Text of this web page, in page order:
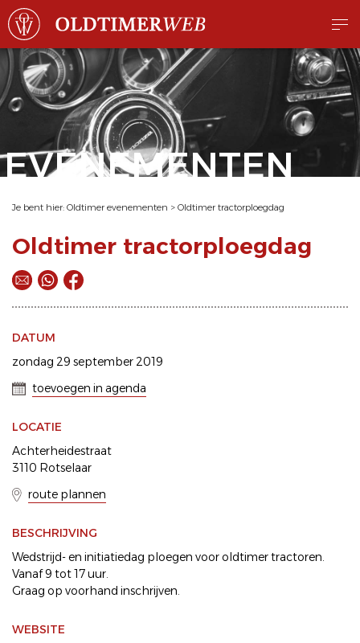
EVENEMENTEN
Je bent hier: Oldtimer evenementen > Oldtimer tractorploegdag
Oldtimer tractorploegdag
DATUM
zondag 29 september 2019
toevoegen in agenda
LOCATIE
Achterheidestraat
3110 Rotselaar
route plannen
BESCHRIJVING
Wedstrijd- en initiatiedag ploegen voor oldtimer tractoren.
Vanaf 9 tot 17 uur.
Graag op voorhand inschrijven.
WEBSITE